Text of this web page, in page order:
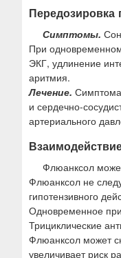
Передозировка
Симптомы.
При
ЭКГ, удлинение
аритмия.
Лечение.
и сердечно-
артериального
Флюанксол
Флюанксол не
гипотензивного
Одновременное
Трициклические
Флюанксол может
увеличивает риск